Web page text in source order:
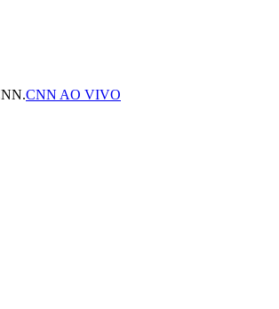
CNN AO VIVO